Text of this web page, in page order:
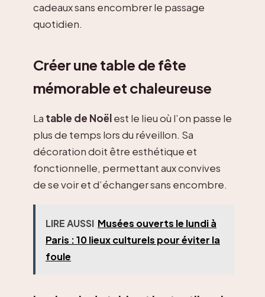
cadeaux sans encombrer le passage
quotidien.
Créer une table de fête
mémorable et chaleureuse
La table de Noëlest le lieu où l’on passe le
plus de temps lors du réveillon. Sa
décoration doit être esthétique et
fonctionnelle, permettant aux convives
de se voir et d’échanger sans encombre.
LIRE AUSSI Musées ouverts le lundi à
Paris : 10 lieux culturels pour éviter la
foule